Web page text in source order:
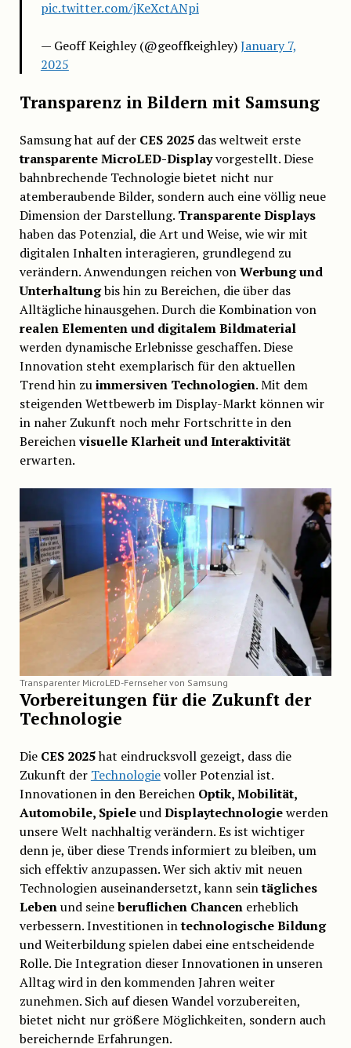
pic.twitter.com/jKeXctANpi
— Geoff Keighley (@geoffkeighley)January 7,
2025
Transparenz in Bildern mit Samsung
Samsung hat auf der CES 2025das weltweit erste
transparente MicroLED-Displayvorgestellt. Diese
bahnbrechende Technologie bietet nicht nur
atemberaubende Bilder, sondern auch eine völlig neue
Dimension der Darstellung. Transparente Displays
haben das Potenzial, die Art und Weise, wie wir mit
digitalen Inhalten interagieren, grundlegend zu
verändern. Anwendungen reichen vonWerbung und
Unterhaltungbis hin zu Bereichen, die über das
Alltägliche hinausgehen. Durch die Kombination von
realen Elementen und digitalem Bildmaterial
werden dynamische Erlebnisse geschaffen. Diese
Innovation steht exemplarisch für den aktuellen
Trend hin zuimmersiven Technologien. Mit dem
steigenden Wettbewerb im Display-Markt können wir
in naher Zukunft noch mehr Fortschritte in den
Bereichenvisuelle Klarheit und Interaktivität
erwarten.
Transparenter MicroLED-Fernseher von Samsung
Vorbereitungen für die Zukunft der
Technologie
Die CES 2025hat eindrucksvoll gezeigt, dass die
Zukunft der Technologievoller Potenzial ist.
Innovationen in den Bereichen Optik, Mobilität,
Automobile, SpieleundDisplaytechnologiewerden
unsere Welt nachhaltig verändern. Es ist wichtiger
denn je, über diese Trends informiert zu bleiben, um
sich effektiv anzupassen. Wer sich aktiv mit neuen
Technologien auseinandersetzt, kann seintägliches
Lebenund seineberuflichen Chancenerheblich
verbessern. Investitionen intechnologische Bildung
und Weiterbildung spielen dabei eine entscheidende
Rolle. Die Integration dieser Innovationen in unseren
Alltag wird in den kommenden Jahren weiter
zunehmen. Sich auf diesen Wandel vorzubereiten,
bietet nicht nur größere Möglichkeiten, sondern auch
bereichernde Erfahrungen.